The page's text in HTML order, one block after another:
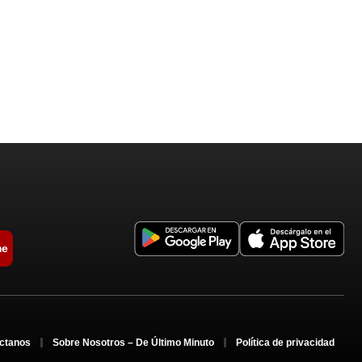
Sobre Nosotros – De Último Minuto Política de privacidad